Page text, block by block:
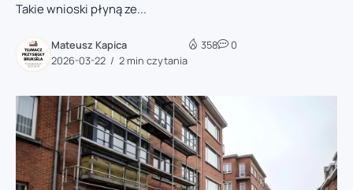
Takie wnioski płyną ze...
Mateusz Kapica
2026-03-22
2 min czytania
358 0